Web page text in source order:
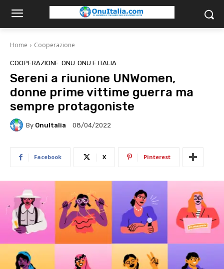
Home Cooperazione
COOPERAZIONE ONU ONU E ITALIA
Sereni a riunione UNWomen,
donne prime vittime guerra ma
sempre protagoniste
By OnuItalia 08/04/2022
Facebook X Pinterest